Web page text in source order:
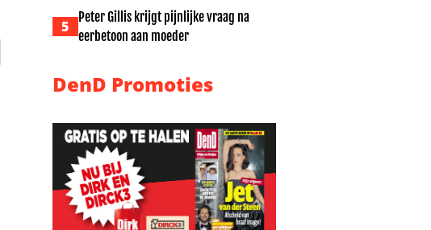
5
Peter Gillis krijgt pijnlijke vraag na
eerbetoon aan moeder
DenD Promoties